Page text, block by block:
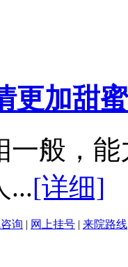
更加甜蜜
一般，
...[详细]
询 | 网上挂号 | 来院路线